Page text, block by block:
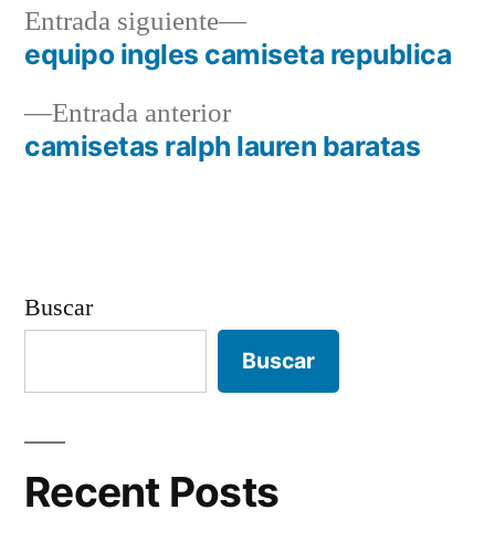
Navegación
deEntrada anteriorEntrada
anterior:
camisetas ralph lauren baratas
Entrada siguiente
Entrada
siguiente:
equipo ingles camiseta republica
Buscar
Buscar
Recent Posts